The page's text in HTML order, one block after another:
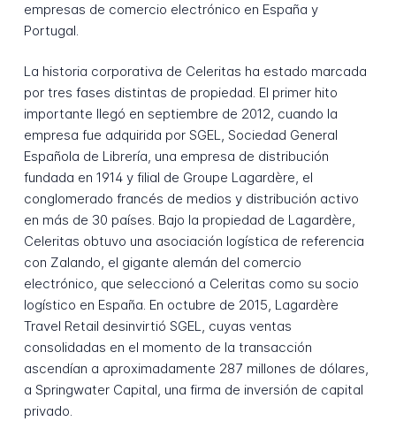
empresas de comercio electrónico en España y
Portugal.
La historia corporativa de Celeritas ha estado marcada
por tres fases distintas de propiedad. El primer hito
importante llegó en septiembre de 2012, cuando la
empresa fue adquirida por SGEL, Sociedad General
Española de Librería, una empresa de distribución
fundada en 1914 y filial de Groupe Lagardère, el
conglomerado francés de medios y distribución activo
en más de 30 países. Bajo la propiedad de Lagardère,
Celeritas obtuvo una asociación logística de referencia
con Zalando, el gigante alemán del comercio
electrónico, que seleccionó a Celeritas como su socio
logístico en España. En octubre de 2015, Lagardère
Travel Retail desinvirtió SGEL, cuyas ventas
consolidadas en el momento de la transacción
ascendían a aproximadamente 287 millones de dólares,
a Springwater Capital, una firma de inversión de capital
privado.